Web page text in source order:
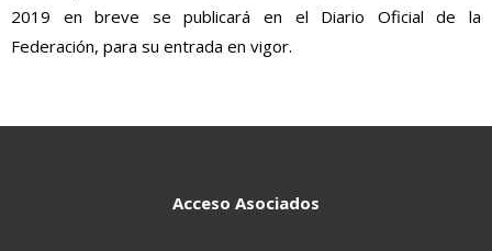
2019 en breve se publicará en el Diario Oficial de la
Federación, para su entrada en vigor.
Acceso Asociados